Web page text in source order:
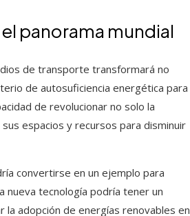
panorama mundial
de transporte transformará no
de autosuficiencia energética para
de revolucionar no solo la
espacios y recursos para disminuir
convertirse en un ejemplo para
nueva tecnología podría tener un
la adopción de energías renovables en